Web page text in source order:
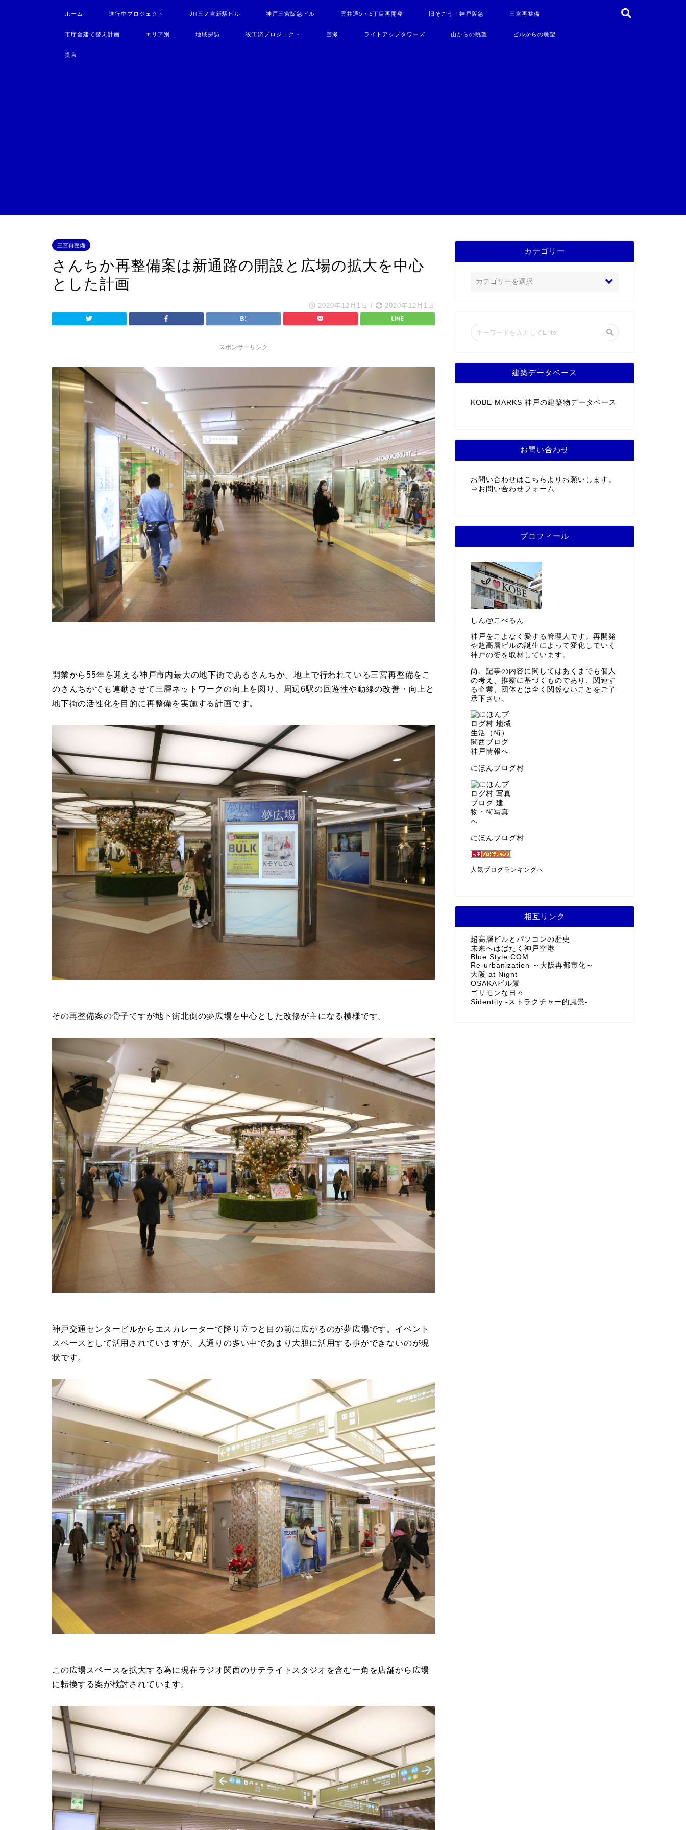
ホーム 進行中プロジェクト JR三ノ宮新駅ビル 神戸三宮阪急ビル 雲井通5・6丁目再開発 旧そごう・神戸阪急 三宮再整備
市庁舎建て替え計画 エリア別 地域探訪 竣工済プロジェクト 空撮 ライトアップタワーズ 山からの眺望 ビルからの眺望
提言
三宮再整備
さんちか再整備案は新通路の開設と広場の拡大を中心
とした計画
2020年12月1日 / 2020年12月1日
スポンサーリンク
開業から55年を迎える神戸市内最大の地下街であるさんちか。地上で行われている三宮再整備をこ
のさんちかでも連動させて三層ネットワークの向上を図り、周辺6駅の回遊性や動線の改善・向上と
地下街の活性化を目的に再整備を実施する計画です。
その再整備案の骨子ですが地下街北側の夢広場を中心とした改修が主になる模様です。
神戸交通センタービルからエスカレーターで降り立つと目の前に広がるのが夢広場です。イベント
スペースとして活用されていますが、人通りの多い中であまり大胆に活用する事ができないのが現
状です。
この広場スペースを拡大する為に現在ラジオ関西のサテライトスタジオを含む一角を店舗から広場
に転換する案が検討されています。
カテゴリー
建築データベース
KOBE MARKS 神戸の建築物データベース
お問い合わせ
お問い合わせはこちらよりお願いします。
⇒ お問い合わせフォーム
プロフィール
しん@こべるん
神戸をこよなく愛する管理人です。再開発
や超高層ビルの誕生によって変化していく
神戸の姿を取材しています。
尚、記事の内容に関してはあくまでも個人
の考え、推察に基づくものであり、関連す
る企業、団体とは全く関係ないことをご了
承下さい。
にほんブログ村
にほんブログ村
人気ブログランキングへ
相互リンク
超高層ビルとパソコンの歴史
未来へはばたく神戸空港
Blue Style COM
Re-urbanization ～大阪再都市化～
大阪 at Night
OSAKAビル景
ゴリモンな日々
Sidentity -ストラクチャー的風景-